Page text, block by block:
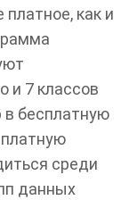
как и
и 7 классов
в бесплатную
среди
данных